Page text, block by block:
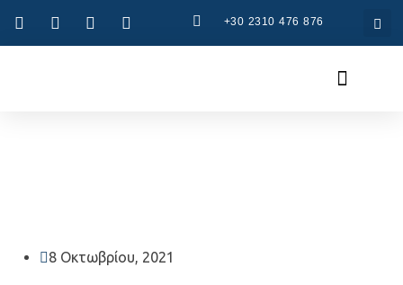
+30 2310 476 876
8 Οκτωβρίου, 2021